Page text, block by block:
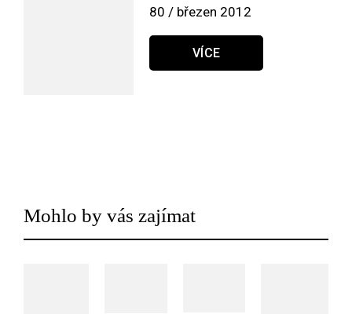
80 / březen 2012
VÍCE
Mohlo by vás zajímat